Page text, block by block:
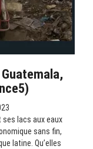
lacs aux eaux
sans fin,
latine. Qu’elles